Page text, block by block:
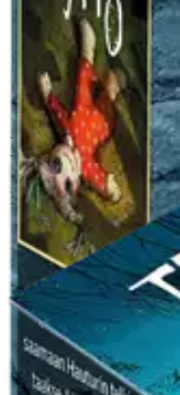
Nouto
Ei saatavilla
Ilmainen
Etu ei koske
Tarkista